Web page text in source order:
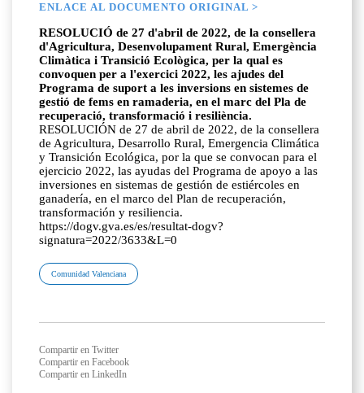
ENLACE AL DOCUMENTO ORIGINAL >
RESOLUCIÓ de 27 d'abril de 2022, de la consellera
d'Agricultura, Desenvolupament Rural, Emergència
Climàtica i Transició Ecològica, per la qual es
convoquen per a l'exercici 2022, les ajudes del
Programa de suport a les inversions en sistemes de
gestió de fems en ramaderia, en el marc del Pla de
recuperació, transformació i resiliència.
RESOLUCIÓN de 27 de abril de 2022, de la consellera
de Agricultura, Desarrollo Rural, Emergencia Climática
y Transición Ecológica, por la que se convocan para el
ejercicio 2022, las ayudas del Programa de apoyo a las
inversiones en sistemas de gestión de estiércoles en
ganadería, en el marco del Plan de recuperación,
transformación y resiliencia.
https://dogv.gva.es/es/resultat-dogv?
signatura=2022/3633&L=0
Comunidad Valenciana
Compartir en Twitter
Compartir en Facebook
Compartir en LinkedIn